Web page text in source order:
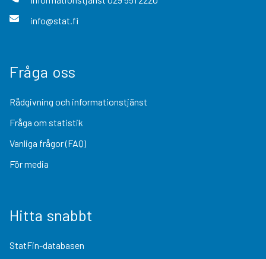
info@stat.fi
Fråga oss
Rådgivning och informationstjänst
Fråga om statistik
Vanliga frågor (FAQ)
För media
Hitta snabbt
StatFin-databasen